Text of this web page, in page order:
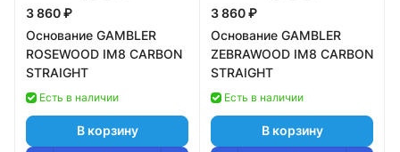
3 860 ₽
Основание GAMBLER
ROSEWOOD IM8 CARBON
STRAIGHT
Есть в наличии
В корзину
3 860 ₽
Основание GAMBLER
ZEBRAWOOD IM8 CARBON
STRAIGHT
Есть в наличии
В корзину